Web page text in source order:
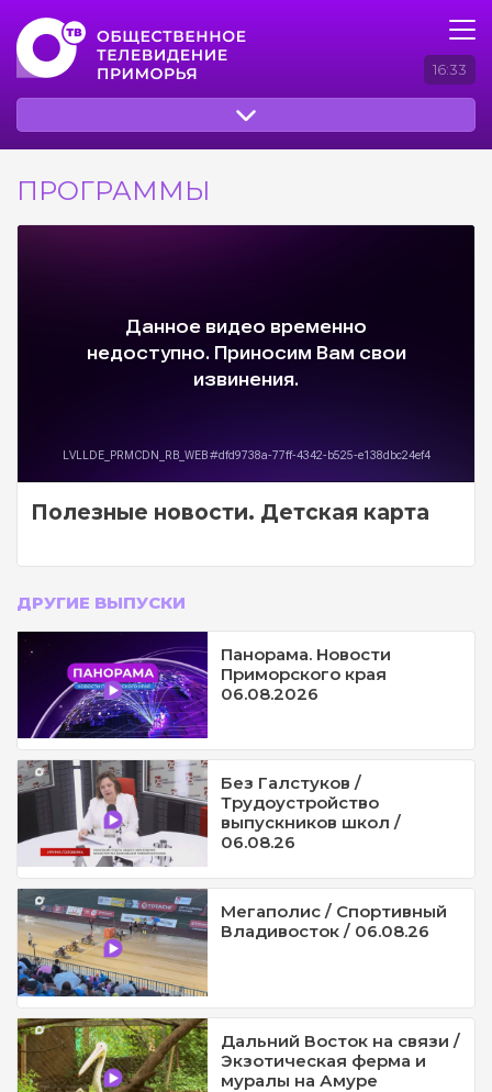
16:33
ПРОГРАММЫ
Полезные новости. Детская карта
ДРУГИЕ ВЫПУСКИ
Панорама. Новости
Приморского края
06.08.2026
Без Галстуков /
Трудоустройство
выпускников школ /
06.08.26
Мегаполис / Спортивный
Владивосток / 06.08.26
Дальний Восток на связи /
Экзотическая ферма и
муралы на Амуре